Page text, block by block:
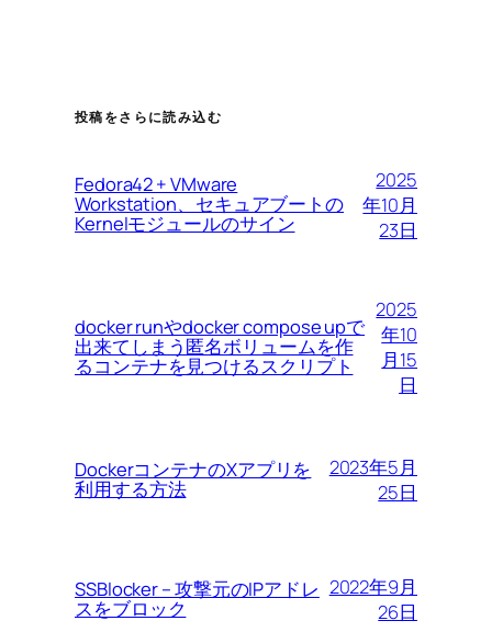
投稿をさらに読み込む
Fedora42 + VMware
Workstation、セキュアブートの
Kernelモジュールのサイン
2025
年10月
23日
docker runやdocker compose upで
出来てしまう匿名ボリュームを作
るコンテナを見つけるスクリプト
2025
年10
月15
日
DockerコンテナのXアプリを
利用する方法
2023年5月
25日
SSBlocker – 攻撃元のIPアドレ
スをブロック
2022年9月
26日